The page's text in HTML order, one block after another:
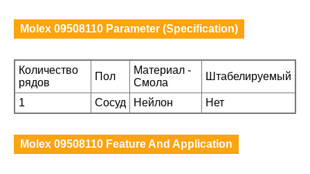
Molex 09508110 Parameter (Specification)
Количество
рядов
Пол
Материал -
Смола
Штабелируемый
1 Сосуд Нейлон Нет
Molex 09508110 Feature And Application